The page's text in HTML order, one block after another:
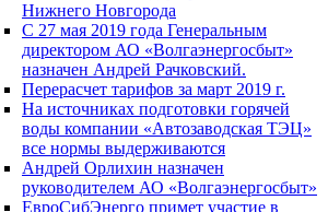
Нижнего Новгорода
С 27 мая 2019 года Генеральным
директором АО «Волгаэнергосбыт»
назначен Андрей Рачковский.
Перерасчет тарифов за март 2019 г.
На источниках подготовки горячей
воды компании «Автозаводская ТЭЦ»
все нормы выдерживаются
Андрей Орлихин назначен
руководителем АО «Волгаэнергосбыт»
ЕвроСибЭнерго примет участие в